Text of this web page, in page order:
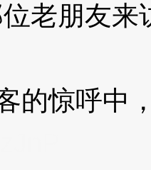
朋友来
惊呼中，